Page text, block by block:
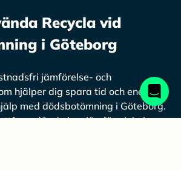
Recycla vid
i Göteborg
jämförelse- och
hjälper dig spara tid och energi
med dödsbotömning i Göteborg.
där du kan jämföra lokala